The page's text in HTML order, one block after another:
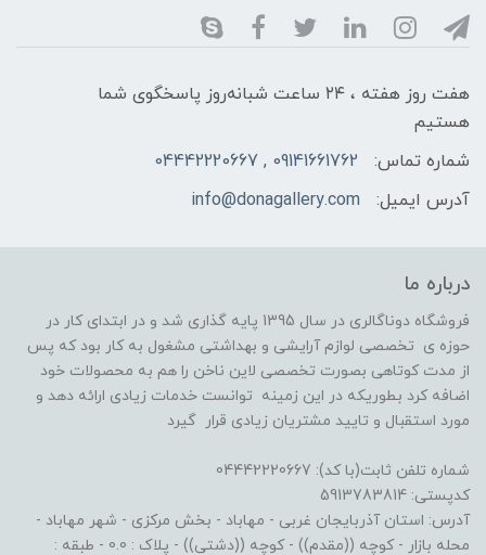
هفت روز هفته ، ۲۴ ساعت شبانه‌روز پاسخگوی شما
هستیم
شماره تماس:
09141661762 , 04442220667
آدرس ایمیل:
info@donagallery.com
درباره ما
فروشگاه دوناگالری در سال 1395 پایه گذاری شد و در ابتدای کار در
حوزه ی تخصصی لوازم آرایشی و بهداشتی مشغول به کار بود که پس
از مدت کوتاهی بصورت تخصصی لاین ناخن را هم به محصولات خود
اضافه کرد بطوریکه در این زمینه توانست خدمات زیادی ارائه دهد و
مورد استقبال و تایید مشتریان زیادی قرار گیرد
شماره تلفن ثابت(با کد): 04442220667
کدپستی: 5913783814
آدرس: استان آذربایجان غربی - مهاباد - بخش مرکزی - شهر مهاباد -
محله بازار - کوچه ((مقدم)) - کوچه ((دشتی)) - پلاک : 0.0 - طبقه :